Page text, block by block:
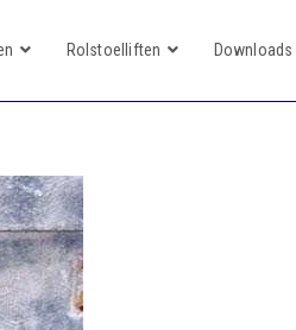
Rolstoelliften Downloads